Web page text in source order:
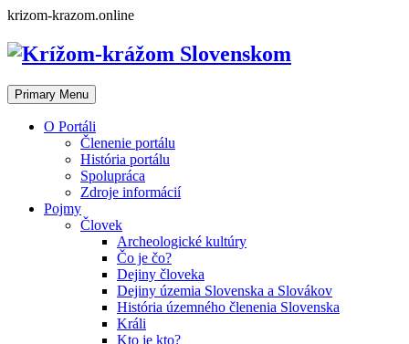
Skip
content
krizom-krazom.online
Primary Menu
O Portáli
Členenie portálu
História portálu
Spolupráca
Zdroje informácií
Pojmy
Človek
Archeologické kultúry
Čo je čo?
Dejiny človeka
Dejiny územia Slovenska a Slovákov
História územného členenia Slovenska
Králi
Kto je kto?